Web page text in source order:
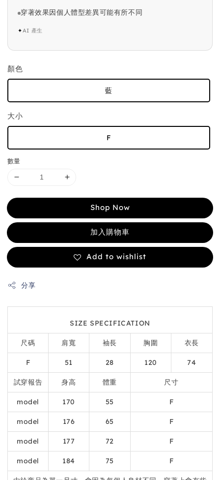
穿著效果因個人體型差異可能有所不同
✦AI 產生
顏色
藍
大小
F
數量
Shop Now
加入購物車
Add to wishlist
分享
SIZE SPECIFICATION
尺碼 肩寬 袖長 胸圍 衣長
F 51 28 120 74
試穿報告 身高 體重 尺寸
model 170 55 F
model 176 65 F
model 177 72 F
model 184 75 F